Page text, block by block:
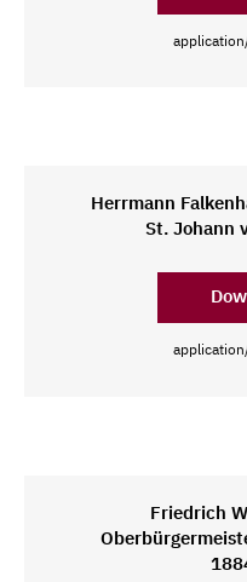
Herrmann
St. Johann
Friedrich